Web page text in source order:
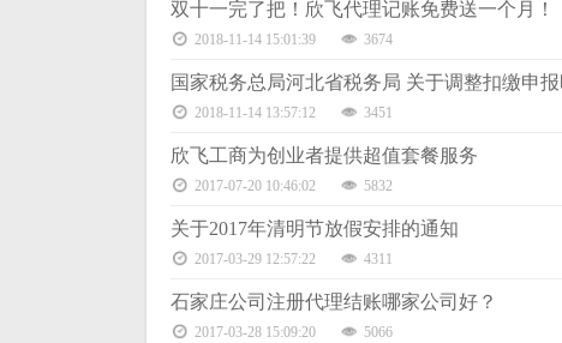
双十一完了把！欣飞代理记账免费送一个月！
2018-11-14 15:01:39 3674
国家税务总局河北省税务局 关于调整扣缴申
2018-11-14 13:57:12 3451
欣飞工商为创业者提供超值套餐服务
2017-07-20 10:46:02 5832
关于2017年清明节放假安排的通知
2017-03-29 12:57:22 4311
石家庄公司注册代理结账哪家公司好？
2017-03-28 15:09:20 5066